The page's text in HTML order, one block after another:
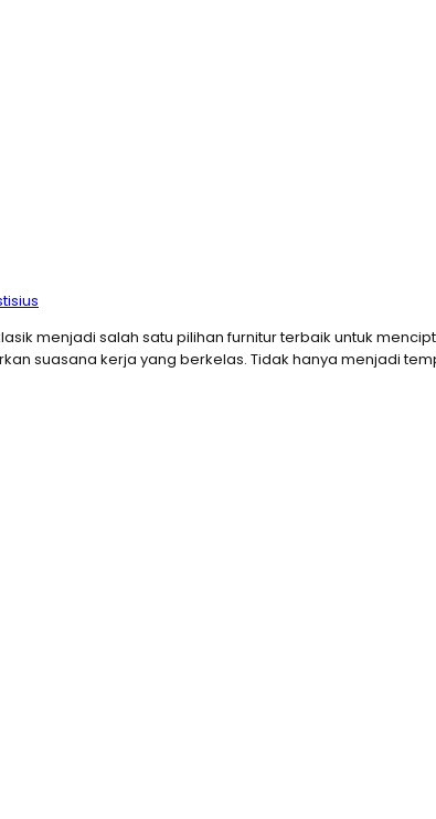
menjadi salah satu pilihan furnitur terbaik untuk
suasana kerja yang berkelas. Tidak hanya menjadi